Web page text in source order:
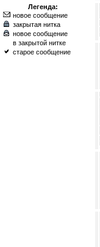
Легенда:
новое сообщение
закрытая нитка
новое сообщение
в закрытой нитке
старое сообщение